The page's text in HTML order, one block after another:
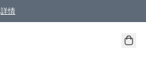
詳情
折】
9折/3件85折/5件8折】
2件9折】
折
件88折 3件85折
折85折/5件8折】
85折/5件8折】
OIL 組2件88折/3件85折】
折】
件85折】
88折/3件85折/4件或以上8折】
賞優惠 !! 記得去賬户資料填上生日日期啦 !
運費